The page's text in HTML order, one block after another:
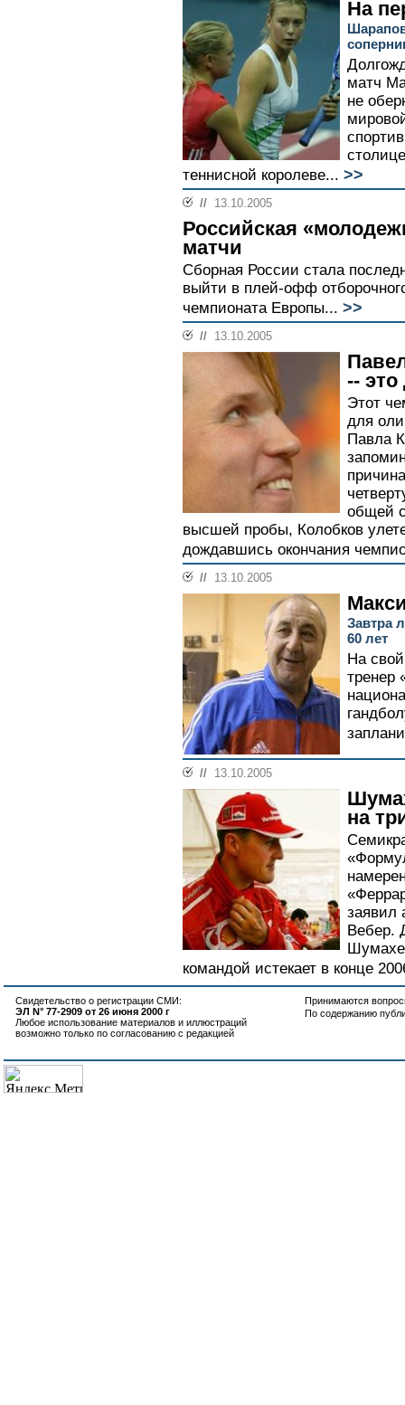
На
матч
не
теннисной королеве... >>
// 13.10.2005
Российская
матчи
Сборная России стала
выйти в плей-офф
чемпионата Европы... >>
// 13.10.2005
--
Этот
для
Павла
общей
высшей пробы, Колобков
дождавшись окончания
// 13.10.2005
Завтра
60 лет
На
тренер
// 13.10.2005
на
заявил
Вебер.
командой истекает в конце
Свидетельство о регистрации СМИ:
ЭЛ N° 77-2909 от 26 июня 2000 г
Любое использование материалов и иллюстраций
возможно только по согласованию с редакцией
Принимаются
По содержанию